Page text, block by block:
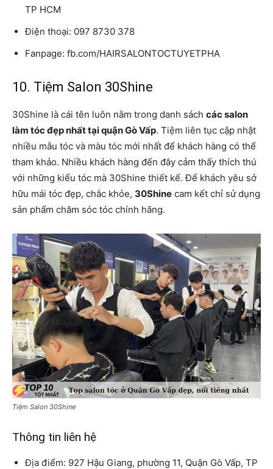
TP HCM
Điện thoại: 097 8730 378
Fanpage: fb.com/HAIRSALONTOCTUYETPHA
10. Tiệm Salon 30Shine
30Shine là cái tên luôn nằm trong danh sách các salon
làm tóc đẹp nhất tại quận Gò Vấp. Tiệm liên tục cập nhật
nhiều mẫu tóc và màu tóc mới nhất để khách hàng có thể
tham khảo. Nhiều khách hàng đến đây cảm thấy thích thú
với những kiểu tóc mà 30Shine thiết kế. Để khách yêu sở
hữu mái tóc đẹp, chắc khỏe, 30Shine cam kết chỉ sử dụng
sản phẩm chăm sóc tóc chính hãng.
Tiệm Salon 30Shine
Thông tin liên hệ
Địa điểm: 927 Hậu Giang, phường 11, Quận Gò Vấp, TP